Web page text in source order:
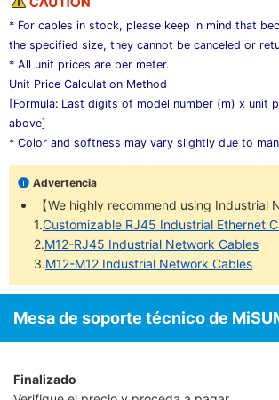
* For cables in stock, please keep in mind that
the specified size, they cannot be canceled or
* All unit prices are per meter.
Unit Price Calculation Method
[Formula: Last digits of model number (m) x unit
above]
* Color and softness may vary slightly due to
Advertencia
【We highly recommend using Industrial
1.Customizable RJ45 Industrial Ethernet
2.M12-RJ45 Industrial Network Cables
3.M12-M12 Industrial Network Cables
Mesa de soporte técnico de
Finalizado